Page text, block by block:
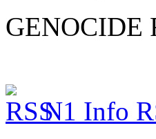
GENOCIDE
N1 Info